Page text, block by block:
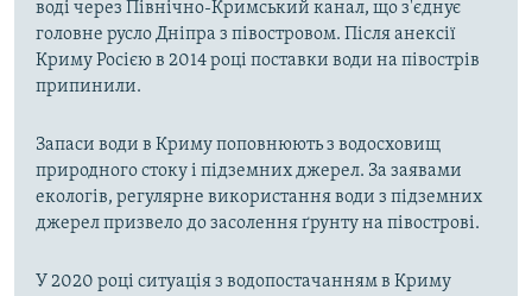
воді через Північно-Кримський канал, що з'єднує
головне русло Дніпра з півостровом. Після анексії
Криму Росією в 2014 році поставки води на півострів
припинили.
Запаси води в Криму поповнюють з водосховищ
природного стоку і підземних джерел. За заявами
екологів, регулярне використання води з підземних
джерел призвело до засолення ґрунту на півострові.
У 2020 році ситуація з водопостачанням в Криму